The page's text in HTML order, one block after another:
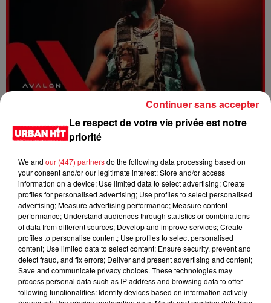
FOLA & Victony - golibe
Le respect de votre vie privée est notre
priorité
We and our (447) partnersdo the following data processing based on
your consent and/or our legitimate interest: Store and/or access
information on a device; Use limited data to select advertising; Create
profiles for personalised advertising; Use profiles to select personalised
advertising; Measure advertising performance; Measure content
performance; Understand audiences through statistics or combinations
of data from different sources; Develop and improve services; Create
profiles to personalise content; Use profiles to select personalised
content; Use limited data to select content; Ensure security, prevent and
detect fraud, and fix errors; Deliver and present advertising and content;
Save and communicate privacy choices. These technologies may
process personal data such as IP address and browsing data to offer
following functionalities: Identify devices based on information actively
Continuer sans accepter